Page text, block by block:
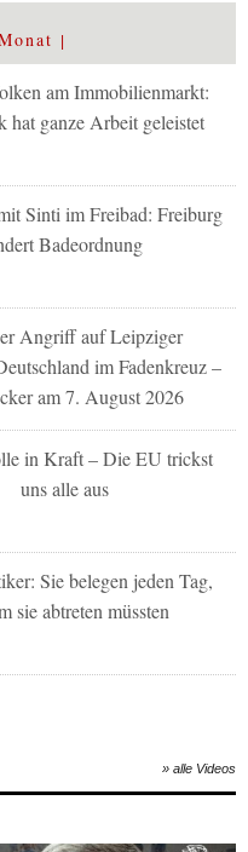
am Immobilienmarkt:
hat ganze Arbeit geleistet
Sinti im Freibad: Freiburg
Badeordnung
Angriff auf Leipziger
im Fadenkreuz –
am 7. August 2026
in Kraft – Die EU trickst
uns alle aus
Sie belegen jeden Tag,
sie abtreten müssten
» alle Videos